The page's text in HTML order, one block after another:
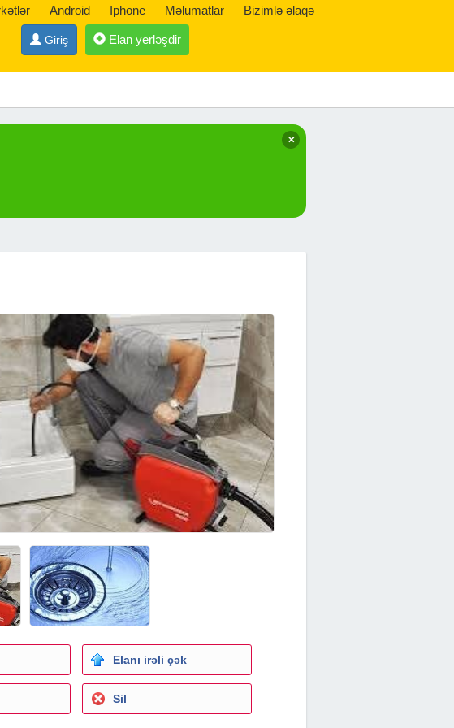
Android Iphone Məlumatlar Bizimlə əlaqə
Giriş Elan yerləşdir
✕
Elanı irəli çək
Sil